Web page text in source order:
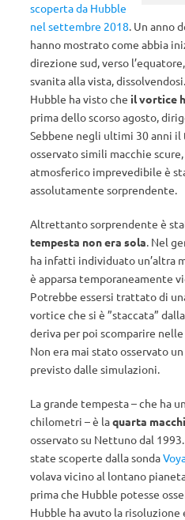
scoperta da Hubble
nel settembre 2018. Un anno
hanno mostrato come abbia
direzione sud, verso
svanita alla vista,
Hubble ha visto che il vortice
prima dello scorso agosto,
Sebbene negli ultimi 30 anni il
osservato simili macchie
atmosferico imprevedibile è
assolutamente sorprendente.
Altrettanto sorprendente è
tempesta non era sola. Nel
ha infatti individuato un’altra
è apparsa temporaneamente
Potrebbe essersi trattato di
vortice che si è ”staccata”
deriva per poi scomparire
Non era mai stato osservato
previsto dalle simulazioni.
La grande tempesta – che ha
chilometri – è laquarta
osservato su Nettuno dal
state scoperte dalla sonda
volava vicino al lontano
prima che Hubble potesse
Hubble ha avuto la